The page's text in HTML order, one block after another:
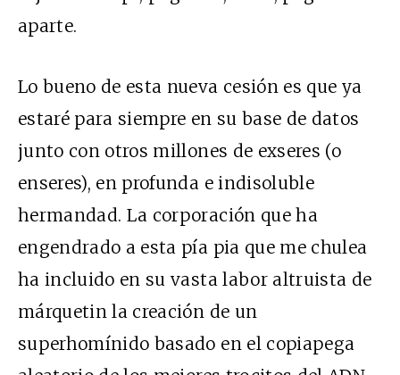
aparte.
Lo bueno de esta nueva cesión es que ya
estaré para siempre en su base de datos
junto con otros millones de exseres (o
enseres), en profunda e indisoluble
hermandad. La corporación que ha
engendrado a esta pía pia que me chulea
ha incluido en su vasta labor altruista de
márquetin la creación de un
superhomínido basado en el copiapega